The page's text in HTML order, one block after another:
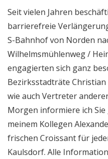
Seit vielen Jahren
barrierefreie
S-Bahnhof von Norden
Wilhelmsmühlenweg /
engagierten sich ganz
Bezirksstadträte
wie auch Vertreter
Morgen informiere ich
meinem Kollegen
frischen Croissant für
Kaulsdorf. Alle